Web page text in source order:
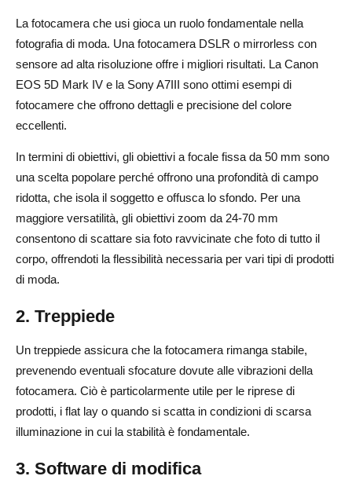
La fotocamera che usi gioca un ruolo fondamentale nella
fotografia di moda. Una fotocamera DSLR o mirrorless con
sensore ad alta risoluzione offre i migliori risultati. La Canon
EOS 5D Mark IV e la Sony A7III sono ottimi esempi di
fotocamere che offrono dettagli e precisione del colore
eccellenti.
In termini di obiettivi, gli obiettivi a focale fissa da 50 mm sono
una scelta popolare perché offrono una profondità di campo
ridotta, che isola il soggetto e offusca lo sfondo. Per una
maggiore versatilità, gli obiettivi zoom da 24-70 mm
consentono di scattare sia foto ravvicinate che foto di tutto il
corpo, offrendoti la flessibilità necessaria per vari tipi di prodotti
di moda.
2. Treppiede
Un treppiede assicura che la fotocamera rimanga stabile,
prevenendo eventuali sfocature dovute alle vibrazioni della
fotocamera. Ciò è particolarmente utile per le riprese di
prodotti, i flat lay o quando si scatta in condizioni di scarsa
illuminazione in cui la stabilità è fondamentale.
3. Software di modifica